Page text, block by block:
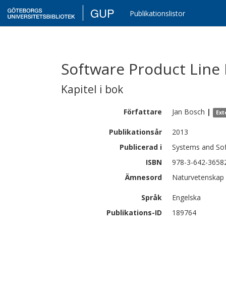
GUP Publikationslistor
Software Product Line
Kapitel i bok
Författare Jan Bosch |
Publikationsår
2013
Publicerad i
Systems and
ISBN
978-3-642-
Ämnesord
Språk
Engelska
Publikations-ID
189764